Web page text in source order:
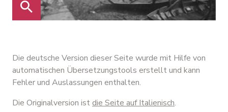
Die deutsche Version dieser Seite wurde mit Hilfe von
automatischen Übersetzungstools erstellt und kann
Fehler und Auslassungen enthalten.
Die Originalversion istdie Seite auf Italienisch.